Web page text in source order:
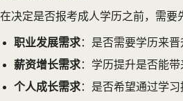
在决定是否报考成人学历之前，需要
职业发展需求：是否需要学历来
薪资增长需求：学历提升是否能
个人成长需求：是否希望通过学